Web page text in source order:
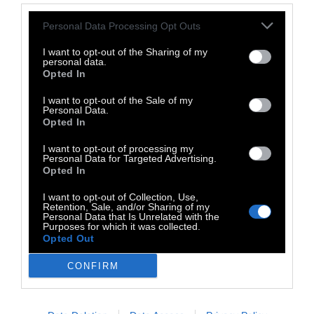
Personal Data Processing Opt Outs
I want to opt-out of the Sharing of my
personal data.
Opted In
I want to opt-out of the Sale of my
Personal Data.
Opted In
I want to opt-out of processing my
Personal Data for Targeted Advertising.
Opted In
I want to opt-out of Collection, Use,
Retention, Sale, and/or Sharing of my
Personal Data that Is Unrelated with the
Purposes for which it was collected.
Opted Out
CONFIRM
Το Larsen C είναι «μια μεταφορά της ζωής
που, ακατανίκητη, προχωρά»
Χρήστος Παπαδόπουλος.
Χρήστος Παπαδόπουλος
και χορογραφία στην SNDO (School for New
Dance Development) του Άμστερνταμ και
Πολιτικές Επιστήμες στο Πάντειο
Πανεπιστήμιο. Είναι επίσης απόφοιτος της
Έκανε το χορογραφικό του ντεμπούτο με το
Εlvedon, ένα έργο για έξι χορευτές, με
αφετηρία «Τα κύματα» της Βιτρτζίνια Γουλφ.
Το Εlvedon υπήρξε η πρώτη επιλογή του
πανευρωπαϊκού δικτύου Aerowaves 16 Dance